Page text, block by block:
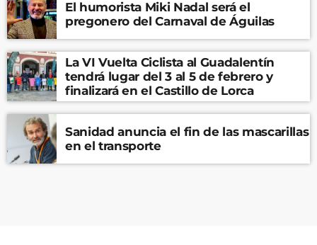
El humorista Miki Nadal será el
pregonero del Carnaval de Águilas
La VI Vuelta Ciclista al Guadalentín
tendrá lugar del 3 al 5 de febrero y
finalizará en el Castillo de Lorca
Sanidad anuncia el fin de las mascarillas
en el transporte